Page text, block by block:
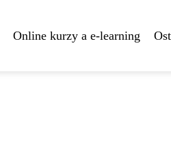
Online kurzy a e-learning